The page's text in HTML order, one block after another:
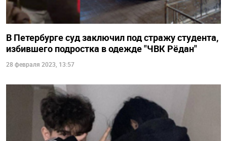
В Петербурге суд заключил под стражу студента,
избившего подростка в одежде "ЧВК Рёдан"
28 февраля 2023, 13:57